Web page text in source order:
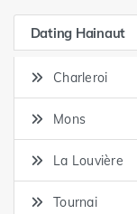
Dating Hainaut
Charleroi
Mons
La Louvière
Tournai